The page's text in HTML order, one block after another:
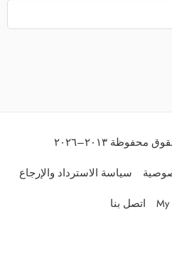
سياسة الاسترداد والإرجاع
اتصل بنا